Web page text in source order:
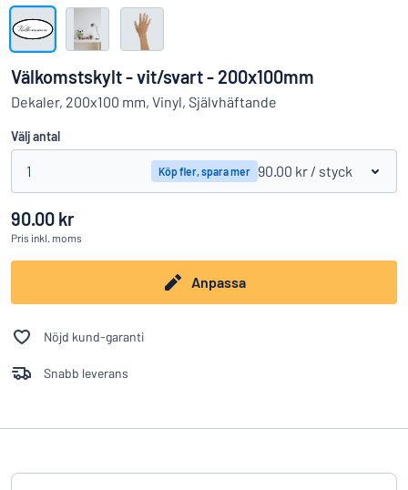
Hittar du inte det du söker? Börja designa din skylt
Visa alla kategorier
Logga
in
Kundservice
Privatperson Företag
Välkomstskylt - vit/svart - 200x100mm
Dekaler, 200x100 mm, Vinyl, Självhäftande
Välj antal
1 Köp fler, spara mer 90.00 kr / styck
90.00 kr
Pris inkl. moms
Anpassa
Nöjd kund-garanti
Snabb leverans